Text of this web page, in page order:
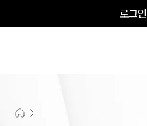
로그인